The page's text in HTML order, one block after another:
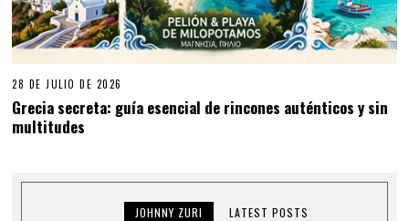
28 DE JULIO DE 2026
Grecia secreta: guía esencial de rincones auténticos y sin
multitudes
JOHNNY ZURI LATEST POSTS